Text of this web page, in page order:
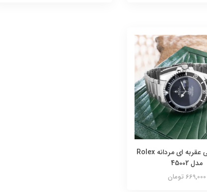
ساعت مچی عقربه ای مردانه Rolex
مدل 45002
669,000 تومان